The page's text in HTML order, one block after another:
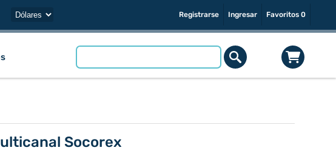
Registrarse Ingresar Favoritos 0
Socorex